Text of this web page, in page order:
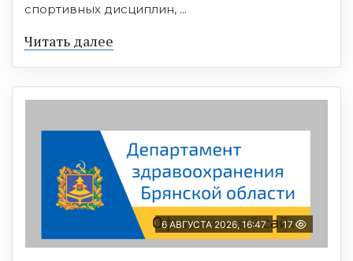
спортивных дисциплин, ...
Читать далее
6 АВГУСТА 2026, 16:47 17